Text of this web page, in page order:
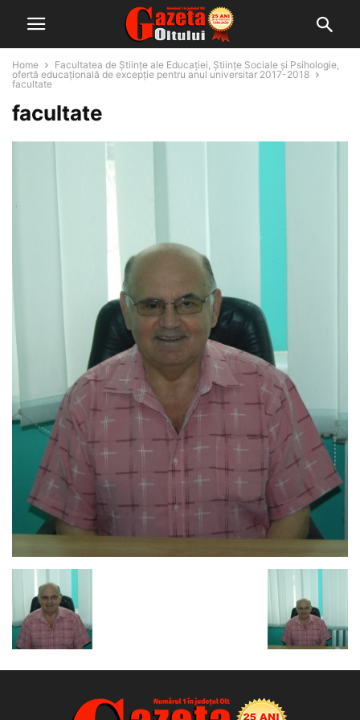
Home
Facultatea de Ştiinţe ale Educaţiei, Ştiinţe Sociale şi Psihologie,
ofertă educaţională de excepţie pentru anul universitar 2017-2018
facultate
facultate